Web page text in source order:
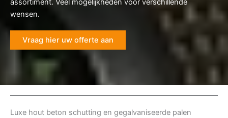
assortiment. Veel mogelijkheden voor verschillende
wensen.
Vraag hier uw offerte aan
Luxe hout beton schutting en gegalvaniseerde palen